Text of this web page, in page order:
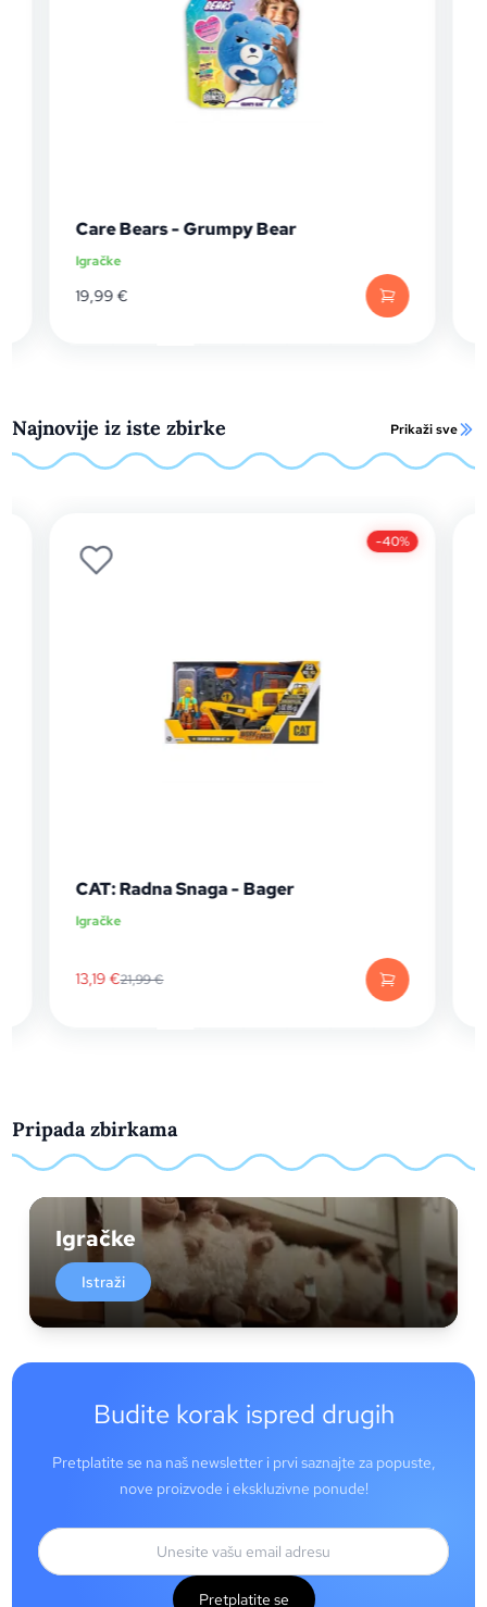
Care Bears - Grumpy Bear
Igračke
19,99€
Najnovije iz iste zbirke Prikaži sve
-40%
CAT: Radna Snaga - Bager
Igračke
13,19 €21,99€
Pripada zbirkama
Igračke
Istraži
Budite korak ispred drugih
Pretplatite se na naš newsletter i prvi saznajte za popuste,
nove proizvode i ekskluzivne ponude!
Pretplatite se